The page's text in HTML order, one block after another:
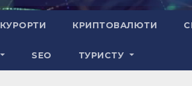
КУРОРТИ КРИПТОВАЛЮТИ
SEO ТУРИСТУ